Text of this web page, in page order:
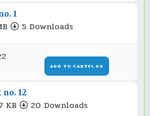
1
5 Downloads
ADD TO CART€1.00
12
KB 20 Downloads